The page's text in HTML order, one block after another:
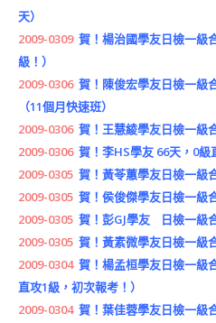
天）
2009-0309 賀！楊治國學友日檢一級
級！）
2009-0306 賀！陳俊宏學友日檢一級
（11個月快速班）
2009-0306 賀！王慧綾學友日檢一級
2009-0306 賀！李HS學友 66天，0級
2009-0305 賀！黃苓蕙學友日檢一級
2009-0305 賀！侯俊傑學友日檢一級
2009-0305 賀！彭GJ學友 日檢一級
2009-0305 賀！黃素微學友日檢一級
2009-0304 賀！楊孟桓學友日檢一級
直攻1級，初次報考！）
2009-0304 賀！葉佳蓉學友日檢一級